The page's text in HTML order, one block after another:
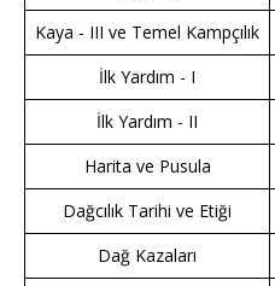
Kaya - III ve Temel Kampçılık
İlk Yardım - I
İlk Yardım - II
Harita ve Pusula
Dağcılık Tarihi ve Etiği
Dağ Kazaları